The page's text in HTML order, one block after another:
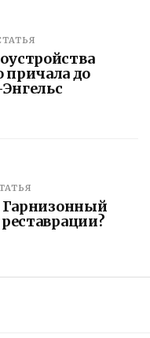
причала до
Гарнизонный